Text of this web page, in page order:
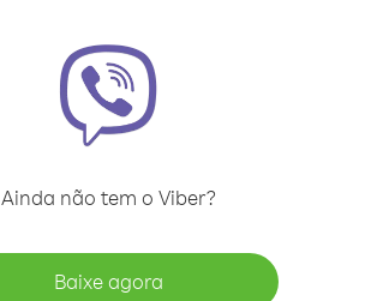
Ainda não tem o Viber?
Baixe agora